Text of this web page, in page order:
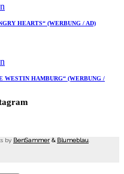
HEARTS“ (WERBUNG / AD)
WESTIN HAMBURG“ (WERBUNG /
by BenSammer & Blumeblau